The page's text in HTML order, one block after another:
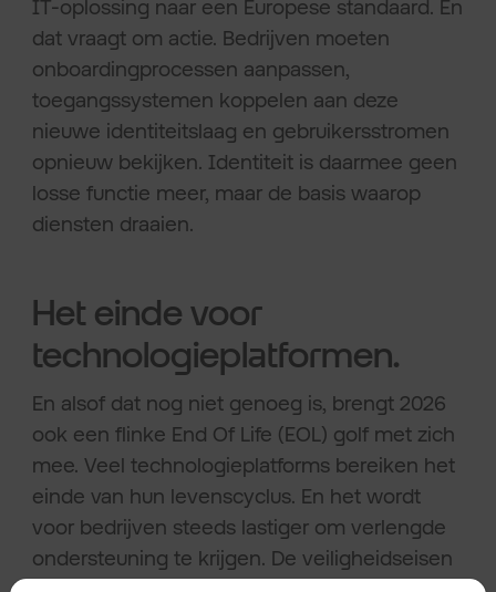
IT-oplossing naar een Europese standaard. En
dat vraagt om actie. Bedrijven moeten
onboardingprocessen aanpassen,
toegangssystemen koppelen aan deze
nieuwe identiteitslaag en gebruikersstromen
opnieuw bekijken. Identiteit is daarmee geen
losse functie meer, maar de basis waarop
diensten draaien.
Het einde voor
technologieplatformen.
En alsof dat nog niet genoeg is, brengt 2026
ook een flinke End Of Life (EOL) golf met zich
mee. Veel technologieplatforms bereiken het
einde van hun levenscyclus. En het wordt
voor bedrijven steeds lastiger om verlengde
ondersteuning te krijgen. De veiligheidseisen